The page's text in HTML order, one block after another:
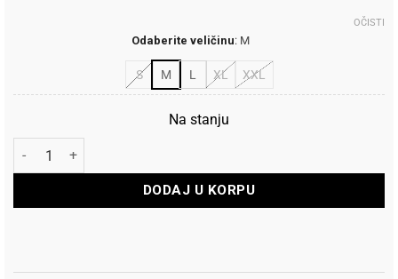
Odaberite veličinu: M
S M L XL XXL
OČISTI
Na stanju
Scott Dres Biciklistički Vertic LT Short količina
DODAJ U KORPU